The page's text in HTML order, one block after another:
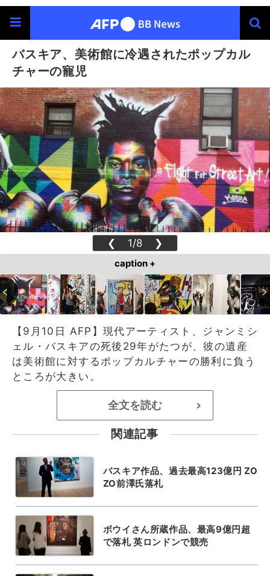
バスキア、美術館に冷遇されたポップカル
チャーの寵児
❮ 1/8 ❯
caption +
【9月10日 AFP】現代アーティスト、ジャンミシ
ェル・バスキアの死後29年がたつが、彼の遺産
は美術館に対するポップカルチャーの勝利に負う
ところが大きい。
全文を読む >
関連記事
バスキア作品、過去最高123億円 ZO
ZO前澤氏落札
ボウイさん所蔵作品、最高9億円超
で落札 英ロンドンで競売